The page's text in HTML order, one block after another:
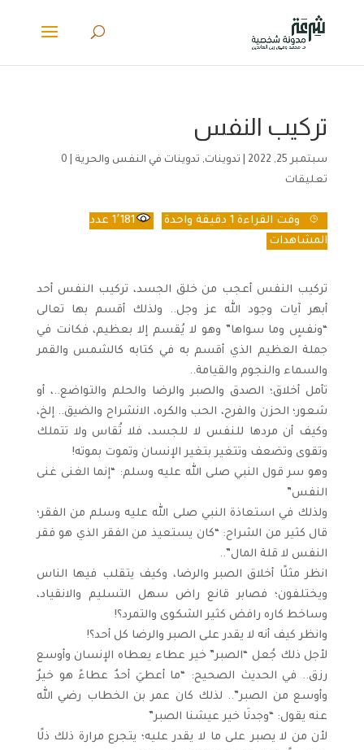
تركيب النفس
سبتمبر 25, 2022 تدوينات, تدوينات في النفس والحرية
0
تعليقات
وقت القراءة1 دقيقة واحدة 1٬181عدد
المشاهدات
تركيب النفس أعجب من خلق الجسد، تركيب النفس أحد
أبهر آيات وجود الله عز وجل.. ولذلك أقسم بها تعالى
“ونفسٍ وما سواها” وهو لا يُقسم إلا بعظيم، فكانت في
جملة العظيم الذي أقسم به في كتابه كالشمس والقمر
والسماء والنجوم والقيامة..
تأمل أخلاق؛ الصدق والصبر والرضا والحلم والتواضع..، أو
شعور؛ الحزن والفرح، الحب والكره، الانشراح والضيق.. إلخ،
وكيف أن مردها للنفس لا للجسد، فلا تُقاس ولا تتملك
وتقوى وتضعف وتتغير بتغير الإنسان وتموت بموته!
وهو سر قول النبي صلى الله عليه وسلم: “إنما الغنى غنى
النفس”
ولذلك في استعاذة النبي صلى الله عليه وسلم من الفقر؛
قال كثير من الشراح: “كان يستعيذ من الفقر الذي هو فقر
النفس لا قلة المال”..
انظر مثلًا أخلاق الصبر والرضا، وكيف يتقلب فيها الناس
ويختلفون؛ فصابر قانع راض سهل التسليم والانقياد،
وساخط كاره رافض كثير الشكوى والتمرد؟!
وانظر كيف أنه لا يقدر على الصبر والرضا كل أحد؟!
لأجل ذلك جُعل “الصبر” خير عطاء يعطاه الإنسان وأوسع
رزق.. في الحديث الصحيح: “ما أعطيَ أحدٌ عطاءً هو خيرٌ
وأوسع من الصبر”.. لذلك كان عمر بن الخطاب رضي الله
عنه يقول: “وجدنَا خير عيشنا الصبر”
لأن من لا يصبر على ما لا يقدر عليه؛ يتجرع مرارة ذلك ذلًا